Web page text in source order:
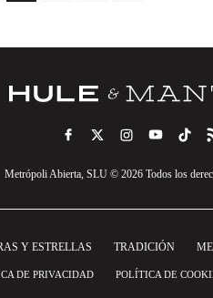
Metrópoli Abierta, SLU © 2026 Todos los
Y ESTRELLAS TRADICIÓN
DE PRIVACIDAD POLÍTICA DE